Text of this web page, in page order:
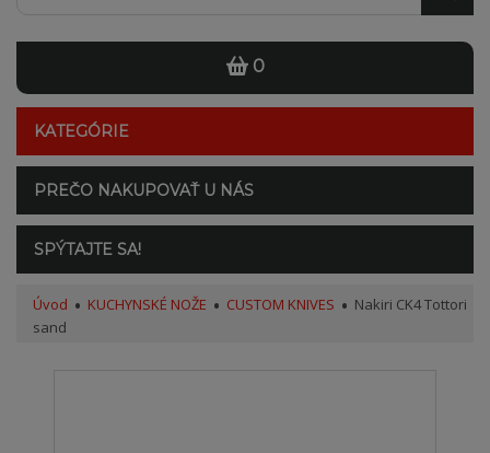
0
KATEGÓRIE
PREČO NAKUPOVAŤ U NÁS
SPÝTAJTE SA!
Úvod KUCHYNSKÉ NOŽE CUSTOM KNIVES
Nakiri CK4 Tottori
sand